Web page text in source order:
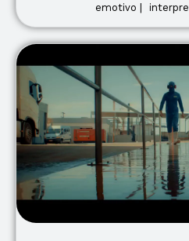
emotivo |